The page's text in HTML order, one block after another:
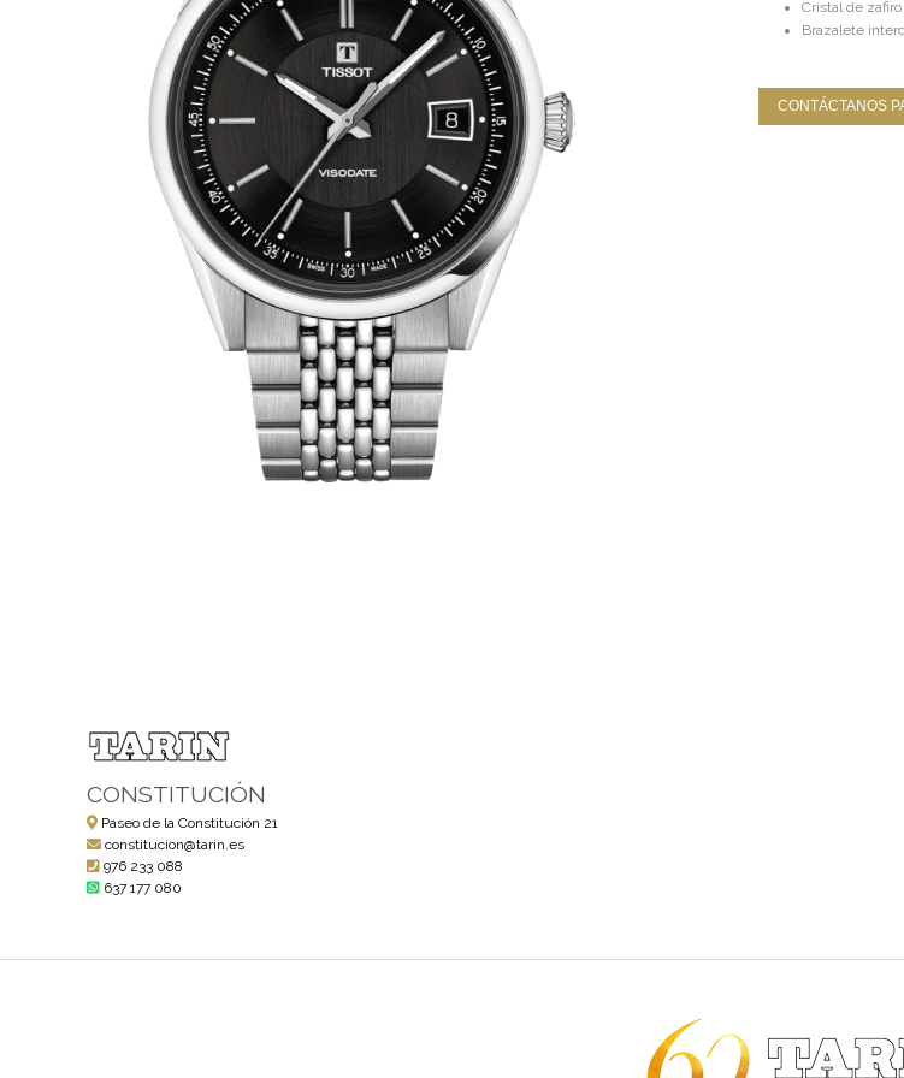
Cristal de
Brazalete
CONTÁCTANOS
CONSTITUCIÓN
Paseo de la Constitución 21
constitucion@tarin.es
976 233 088
637 177 080